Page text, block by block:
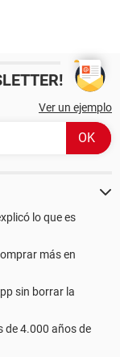
Ver un ejemplo
lo que es
más en
sin borrar la
de 4.000 años de